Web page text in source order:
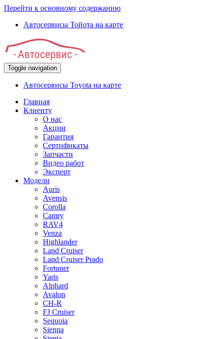
Перейти к основному содержанию
Автосервисы Тойота на карте
Toggle navigation
Автосервисы Toyota на карте
Главная
Клиенту
О нас
Акции
Гарантия
Сертификаты
Запчасти
Видео работ
Эксперт
Модели
Auris
Avensis
Corolla
Camry
RAV4
Venza
Highlander
Land Cruiser
Land Cruiser Prado
Fortuner
Yaris
Alphard
Avalon
CH-R
FJ Cruiser
Sequoia
Sienna